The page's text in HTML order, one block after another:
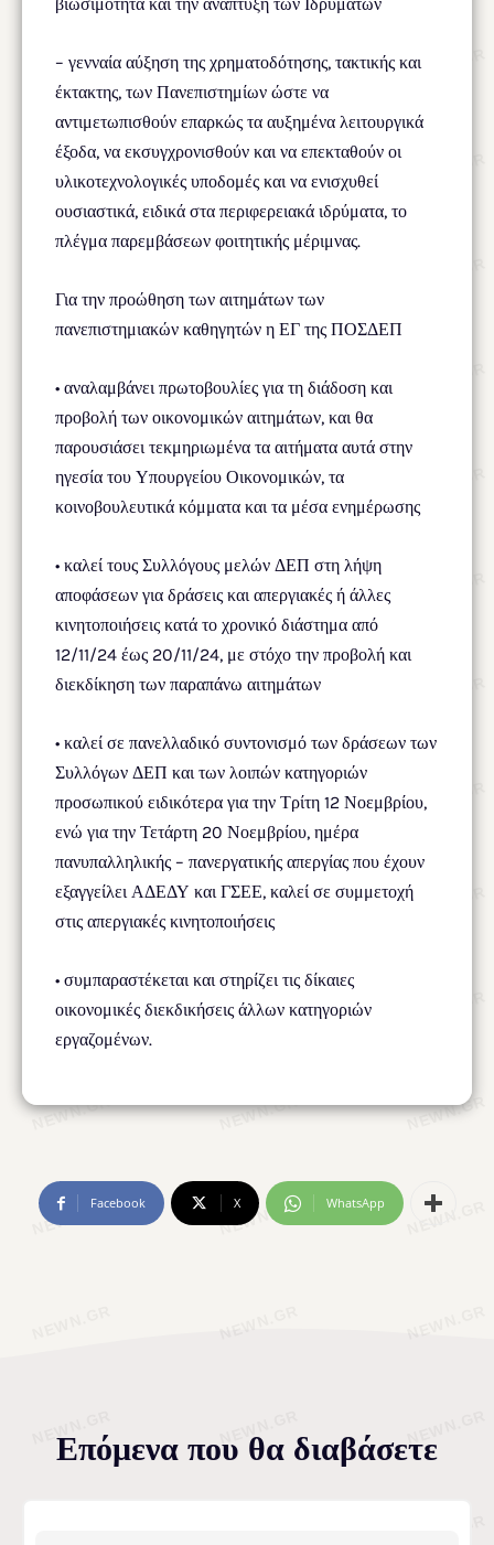
– γενναία αύξηση της χρηματοδότησης, τακτικής και
έκτακτης, των Πανεπιστημίων ώστε να
αντιμετωπισθούν επαρκώς τα αυξημένα λειτουργικά
έξοδα, να εκσυγχρονισθούν και να επεκταθούν οι
υλικοτεχνολογικές υποδομές και να ενισχυθεί
ουσιαστικά, ειδικά στα περιφερειακά ιδρύματα, το
πλέγμα παρεμβάσεων φοιτητικής μέριμνας.
Για την προώθηση των αιτημάτων των
πανεπιστημιακών καθηγητών η ΕΓ της ΠΟΣΔΕΠ
• αναλαμβάνει πρωτοβουλίες για τη διάδοση και
προβολή των οικονομικών αιτημάτων, και θα
παρουσιάσει τεκμηριωμένα τα αιτήματα αυτά στην
ηγεσία του Υπουργείου Οικονομικών, τα
κοινοβουλευτικά κόμματα και τα μέσα ενημέρωσης
• καλεί τους Συλλόγους μελών ΔΕΠ στη λήψη
αποφάσεων για δράσεις και απεργιακές ή άλλες
κινητοποιήσεις κατά το χρονικό διάστημα από
12/11/24 έως 20/11/24, με στόχο την προβολή και
διεκδίκηση των παραπάνω αιτημάτων
• καλεί σε πανελλαδικό συντονισμό των δράσεων των
Συλλόγων ΔΕΠ και των λοιπών κατηγοριών
προσωπικού ειδικότερα για την Τρίτη 12 Νοεμβρίου,
ενώ για την Τετάρτη 20 Νοεμβρίου, ημέρα
πανυπαλληλικής – πανεργατικής απεργίας που έχουν
εξαγγείλει ΑΔΕΔΥ και ΓΣΕΕ, καλεί σε συμμετοχή
στις απεργιακές κινητοποιήσεις
• συμπαραστέκεται και στηρίζει τις δίκαιες
οικονομικές διεκδικήσεις άλλων κατηγοριών
εργαζομένων.
Facebook X WhatsApp
Επόμενα που θα διαβάσετε